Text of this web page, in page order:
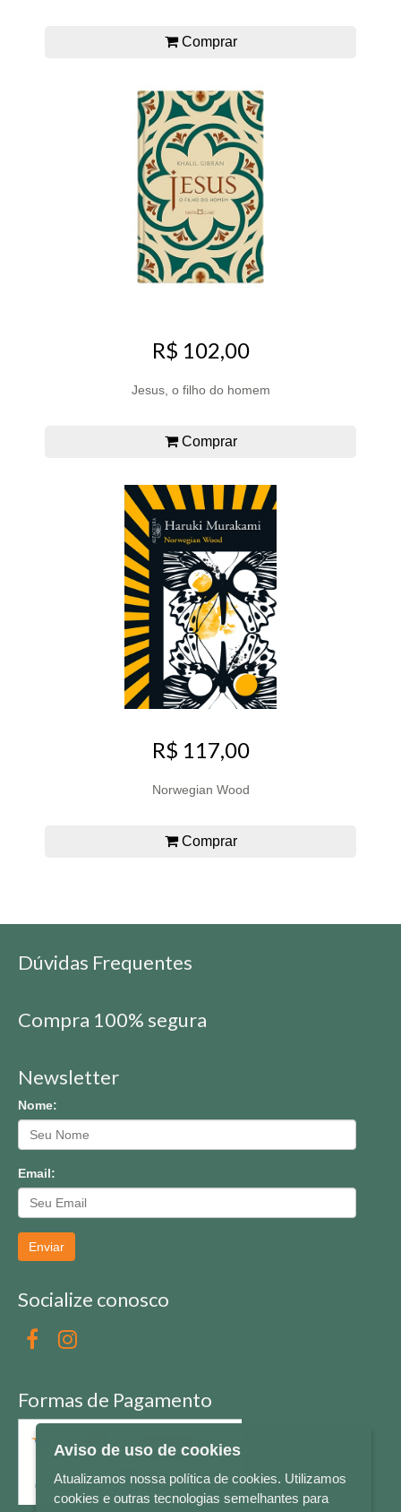
Comprar
R$ 102,00
Jesus, o filho do homem
Comprar
R$ 117,00
Norwegian Wood
Comprar
Dúvidas Frequentes
Compra 100% segura
Newsletter
Nome:
Email:
Enviar
Socialize conosco
Formas de Pagamento
Aviso de uso de cookies
Atualizamos nossa política de cookies. Utilizamos
cookies e outras tecnologias semelhantes para